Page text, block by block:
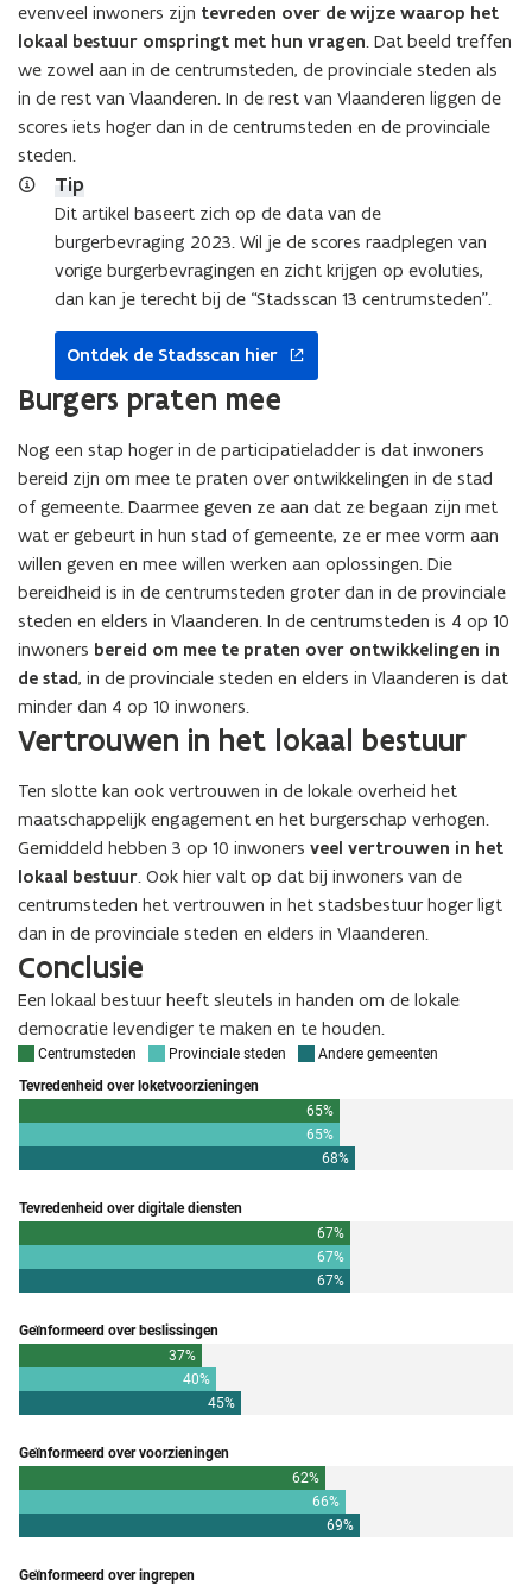
evenveel inwoners zijn tevreden over de wijze waarop het
lokaal bestuur omspringt met hun vragen. Dat beeld treffen
we zowel aan in de centrumsteden, de provinciale steden als
in de rest van Vlaanderen. In de rest van Vlaanderen liggen de
scores iets hoger dan in de centrumsteden en de provinciale
steden.
Tip
Dit artikel baseert zich op de data van de
burgerbevraging 2023. Wil je de scores raadplegen van
vorige burgerbevragingen en zicht krijgen op evoluties,
dan kan je terecht bij de “Stadsscan 13 centrumsteden”.
Ontdek de Stadsscan hier
opent
nieuw
venster
Burgers praten mee
Nog een stap hoger in de participatieladder is dat inwoners
bereid zijn om mee te praten over ontwikkelingen in de stad
of gemeente. Daarmee geven ze aan dat ze begaan zijn met
wat er gebeurt in hun stad of gemeente, ze er mee vorm aan
willen geven en mee willen werken aan oplossingen. Die
bereidheid is in de centrumsteden groter dan in de provinciale
steden en elders in Vlaanderen. In de centrumsteden is 4 op 10
inwoners bereid om mee te praten over ontwikkelingen in
de stad, in de provinciale steden en elders in Vlaanderen is dat
minder dan 4 op 10 inwoners.
Vertrouwen in het lokaal bestuur
Ten slotte kan ook vertrouwen in de lokale overheid het
maatschappelijk engagement en het burgerschap verhogen.
Gemiddeld hebben 3 op 10 inwoners veel vertrouwen in het
lokaal bestuur. Ook hier valt op dat bij inwoners van de
centrumsteden het vertrouwen in het stadsbestuur hoger ligt
dan in de provinciale steden en elders in Vlaanderen.
Conclusie
Een lokaal bestuur heeft sleutels in handen om de lokale
democratie levendiger te maken en te houden.